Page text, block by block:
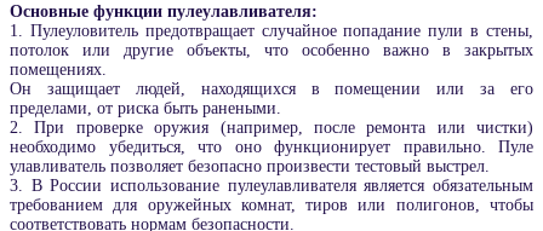
Основные функции пулеулавливателя:
1. Пулеуловитель предотвращает случайное попадание пули в стены,
потолок или другие объекты, что особенно важно в закрытых
помещениях.
Он защищает людей, находящихся в помещении или за его
пределами, от риска быть ранеными.
2. При проверке оружия (например, после ремонта или чистки)
необходимо убедиться, что оно функционирует правильно. Пуле
улавливатель позволяет безопасно произвести тестовый выстрел.
3. В России использование пулеулавливателя является обязательным
требованием для оружейных комнат, тиров или полигонов, чтобы
соответствовать нормам безопасности.